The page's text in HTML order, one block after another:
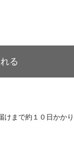
る
けまで約１０日かかり